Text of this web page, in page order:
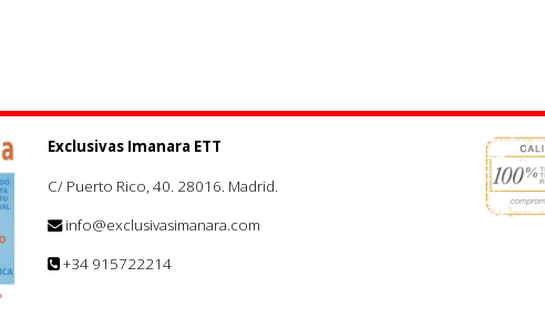
Exclusivas Imanara ETT
C/ Puerto Rico, 40. 28016. Madrid.
info@exclusivasimanara.com
+34 915722214